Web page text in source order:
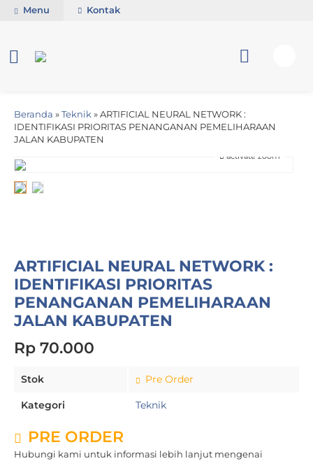
Menu Kontak
Beranda » Teknik » ARTIFICIAL NEURAL NETWORK :
IDENTIFIKASI PRIORITAS PENANGANAN PEMELIHARAAN
JALAN KABUPATEN
activate zoom
ARTIFICIAL NEURAL NETWORK :
IDENTIFIKASI PRIORITAS
PENANGANAN PEMELIHARAAN
JALAN KABUPATEN
Rp 70.000
Stok Pre Order
Kategori Teknik
PRE ORDER
Hubungi kami untuk informasi lebih lanjut mengenai